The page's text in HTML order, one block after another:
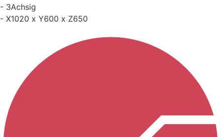
- 3Achsig
- X1020 x Y600 x Z650